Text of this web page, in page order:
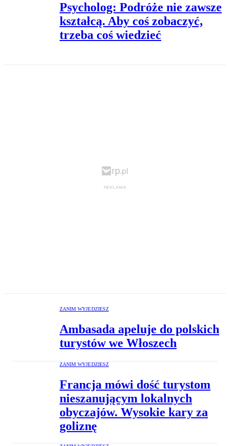
Psycholog: Podróże nie zawsze
kształcą. Aby coś zobaczyć,
trzeba coś wiedzieć
ZANIM WYJEDZIESZ
Ambasada apeluje do polskich
turystów we Włoszech
ZANIM WYJEDZIESZ
Francja mówi dość turystom
nieszanującym lokalnych
obyczajów. Wysokie kary za
goliznę